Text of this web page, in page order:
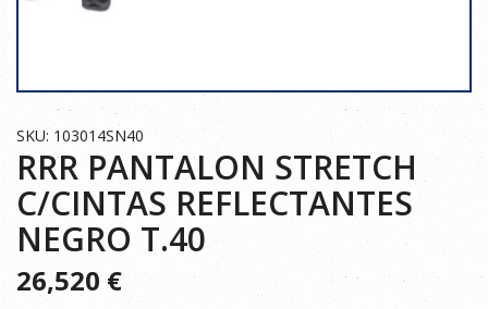
SKU: 103014SN40
RRR PANTALON STRETCH
C/CINTAS REFLECTANTES
NEGRO T.40
26,520€